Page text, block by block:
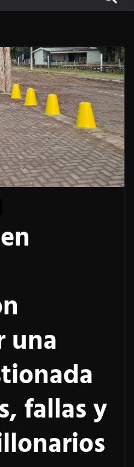
una
fallas y